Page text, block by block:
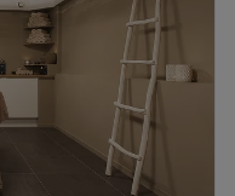
18:00
Gesloten
die centraal
is. De salon is
Wil jij